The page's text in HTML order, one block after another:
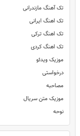
تک آهنگ مازندرانی
تک اهنگ ایرانی
تک اهنگ ترکی
تک اهنگ کردی
موزیک ویدئو
درخواستی
مصاحبه
موزیک متن سریال
نوحه